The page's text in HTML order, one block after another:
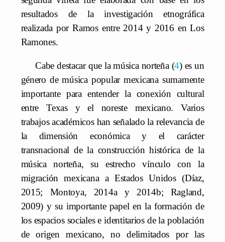
resultados de la investigación etnográfica
realizada por Ramos entre 2014 y 2016 en Los
Ramones.
Cabe destacar que la música norteña 4 es un
género de música popular mexicana sumamente
importante para entender la conexión cultural
entre Texas y el noreste mexicano. Varios
trabajos académicos han señalado la relevancia de
la dimensión económica y el carácter
transnacional de la construcción histórica de la
música norteña, su estrecho vínculo con la
migración mexicana a Estados Unidos (Díaz,
2015; Montoya, 2014a y 2014b; Ragland,
2009) y su importante papel en la formación de
los espacios sociales e identitarios de la población
de origen mexicano, no delimitados por las